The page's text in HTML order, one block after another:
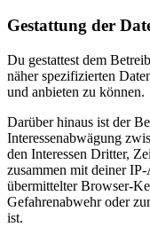
Gestattung der
Du gestattest dem
näher spezifizierten
und anbieten zu können.
Darüber hinaus ist der
Interessenabwägung
den Interessen Dritter,
zusammen mit deiner
übermittelter Browser-
Gefahrenabwehr oder
ist.